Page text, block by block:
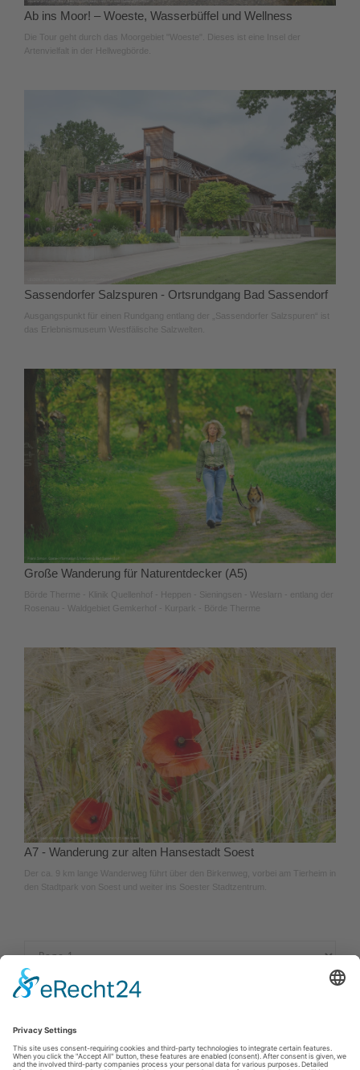
Ab ins Moor! – Woeste, Wasserbüffel und Wellness
Die Tour geht durch das Moorgebiet "Woeste". Dieses ist eine Insel der
Artenvielfalt in der Hellwegbörde.
Sassendorfer Salzspuren - Ortsrundgang Bad Sassendorf
Ausgangspunkt für einen Rundgang entlang der „Sassendorfer Salzspuren“ ist
das Erlebnismuseum Westfälische Salzwelten.
Große Wanderung für Naturentdecker (A5)
Börde Therme - Klinik Quellenhof - Heppen - Sieningsen - Weslarn - entlang der
Rosenau - Waldgebiet Gemkerhof - Kurpark - Börde Therme
A7 - Wanderung zur alten Hansestadt Soest
Der ca. 9 km lange Wanderweg führt über den Birkenweg, vorbei am Tierheim in
den Stadtpark von Soest und weiter ins Soester Stadtzentrum.